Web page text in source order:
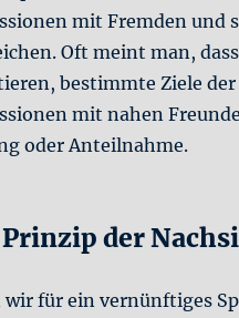
mit Fremden und
Oft meint man,
bestimmte Ziele
mit nahen
oder Anteilnahme.
Prinzip der
wir für ein vernünftiges